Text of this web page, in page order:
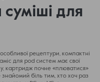
суміші для
​​рецептури, компактні
для pod систем має свої
картридж почне «плюватися»
знайомий біль тим, хто хоч раз